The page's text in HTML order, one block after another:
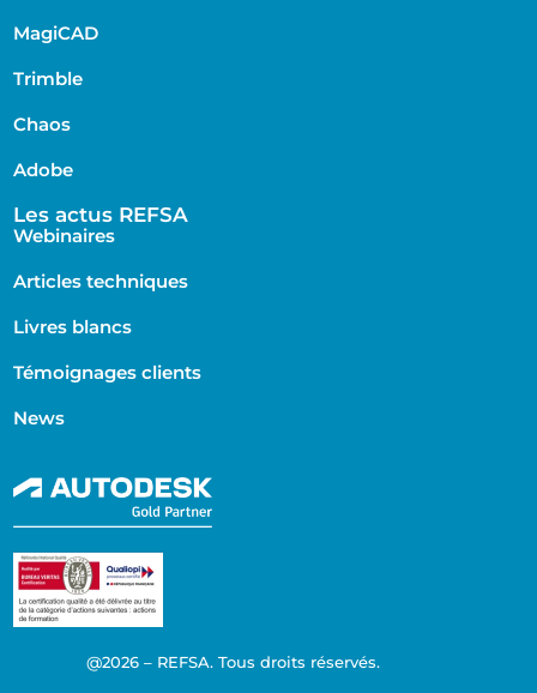
MagiCAD
Trimble
Chaos
Adobe
Les actus REFSA
Webinaires
Articles techniques
Livres blancs
Témoignages clients
News
@2026 – REFSA. Tous droits réservés.